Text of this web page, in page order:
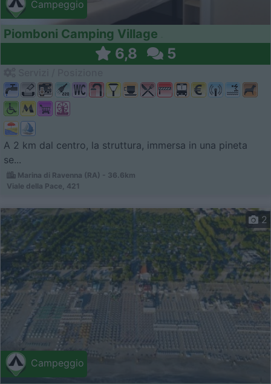
Campeggio
Piomboni Camping Village
6,8 5
A 2 km dal centro, la struttura, immersa in una pineta
se...
Marina di Ravenna (RA) - 36.6km
Viale della Pace, 421
Campeggio
2